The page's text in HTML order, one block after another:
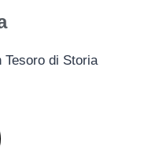
Tesoro di Storia